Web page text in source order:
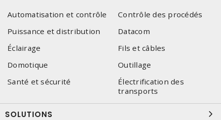
Automatisation et contrôle
Contrôle des procédés
Puissance et distribution
Datacom
Éclairage
Fils et câbles
Domotique
Outillage
Santé et sécurité
Électrification des
transports
SOLUTIONS